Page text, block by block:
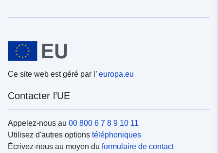
Ce site web est géré par l’ europa.eu
Contacter l’UE
Appelez-nous au 00 800 6 7 8 9 10 11
Utilisez d'autres options téléphoniques
Écrivez-nous au moyen du formulaire de contact